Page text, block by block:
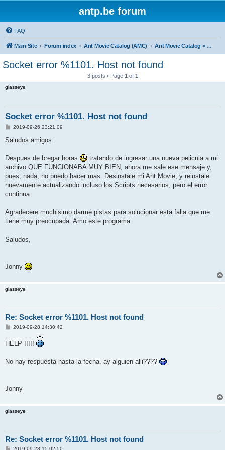
antp.be forum
FAQ
Main Site Forum index Ant Movie Catalog (AMC) Ant Movie Catalog > Bug reports
Socket error %1101. Host not found
3 posts • Page 1 of 1
glasseye
Socket error %1101. Host not found
P
s
2019-09-26 23:21:09
Saludos amigos:
Despues de bregar horas
tratando de ingresar una nueva pelicula a mi
archivo QUE FUNCIONABA MUY BIEN, ahora me sale ese mensaje y,
pues, nada, no puedo hacer mas. Desinstale mi Ant Movie, y reinstale
nuevamente actualizando incluso los Scripts necesarios, pero el error
continua.
Agradecere muchisimo darme pistas para solucionar esta falla que me
tiene muy preocupada. Amo este programa.
Saludos,
Jonny
glasseye
Re: Socket error %1101. Host not found
P
t
2019-09-28 14:30:42
HELP !!!!!
No hay respuesta hasta la fecha. ay alguien alli????
Jonny
glasseye
Re: Socket error %1101. Host not found
P2019-09-28 15:02:50